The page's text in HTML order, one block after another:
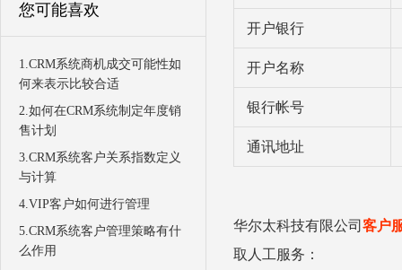
您可能喜欢
1.CRM系统商机成交可能性如
何来表示比较合适
2.如何在CRM系统制定年度销
售计划
3.CRM系统客户关系指数定义
与计算
4.VIP客户如何进行管理
5.CRM系统客户管理策略有什
么作用
开户银行
开户名称
银行帐号
通讯地址
华尔太科技有限公司 客户
取人工服务：